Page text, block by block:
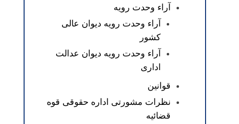
آراء وحدت رویه
آراء وحدت رویه دیوان عالی
کشور
آراء وحدت رویه دیوان عدالت
اداری
قوانین
نظرات مشورتی اداره حقوقی قوه
قضائیه